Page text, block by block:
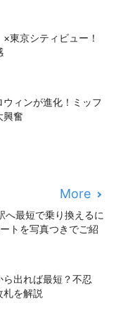
×東京シティビュー！
ィンが進化！ミッフ
興奮
More
へ最短で乗り換えるに
トを写真つきでご紹
ら出れば最短？不忍
札を解説